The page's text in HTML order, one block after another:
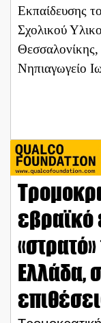
Εκπαίδευσης
Σχολικού
Θεσσαλονίκης,
Νηπιαγωγείο
εβραϊκό
Ελλάδα,